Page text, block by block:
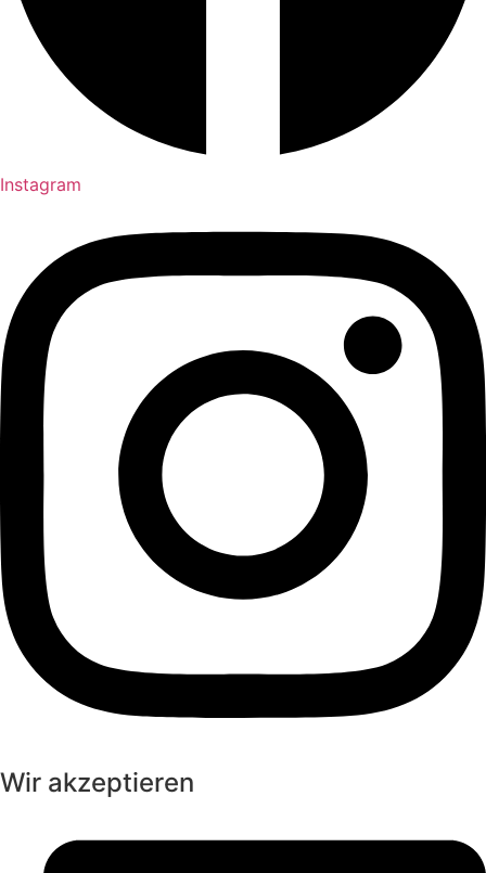
Instagram
Wir akzeptieren